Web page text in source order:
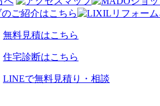
無料見積はこちら
住宅診断はこちら
LINEで無料見積り・相談